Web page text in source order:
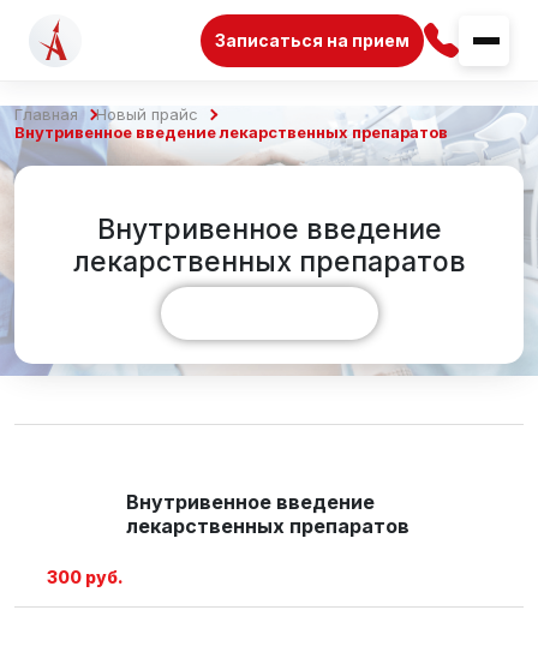
Записаться на прием
Главная
Новый прайс
Внутривенное введение лекарственных препаратов
Внутривенное введение
лекарственных препаратов
Внутривенное введение
лекарственных препаратов
300 руб.